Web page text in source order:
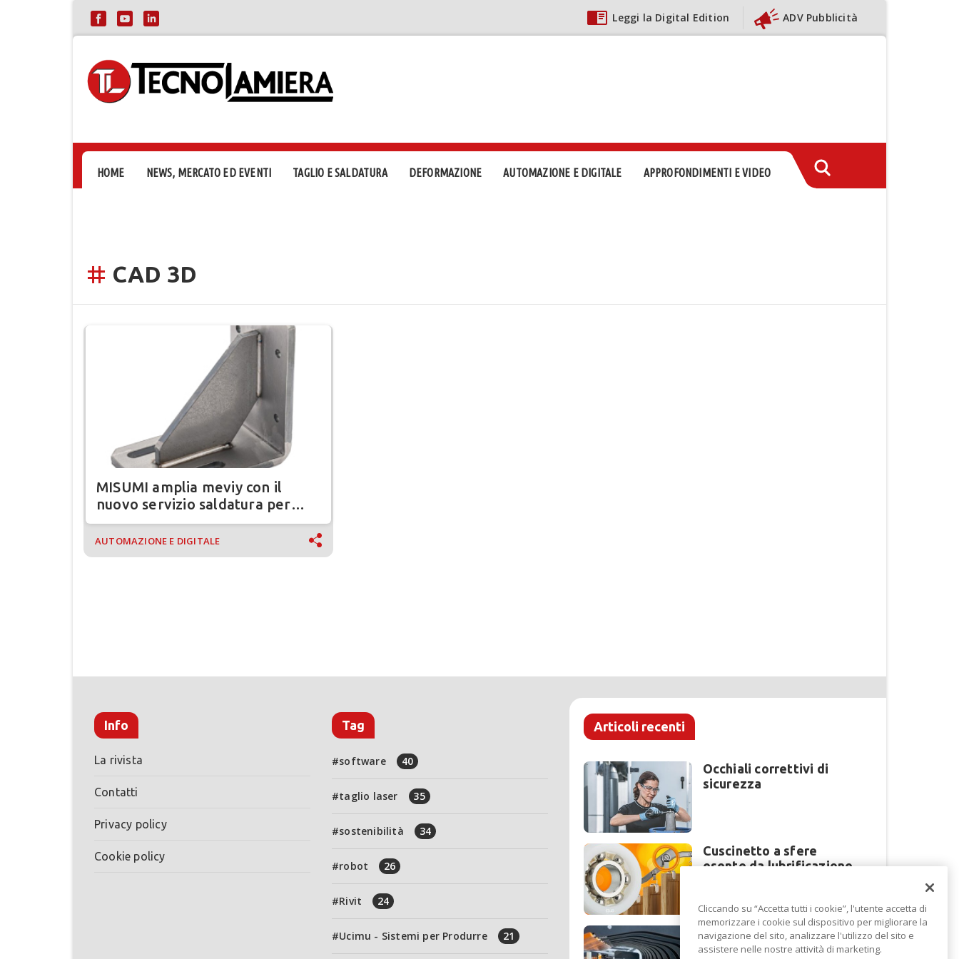
Leggi la Digital Edition ADV Pubblicità
HOME NEWS, MERCATO ED EVENTI TAGLIO E SALDATURA DEFORMAZIONE AUTOMAZIONE E DIGITALE APPROFONDIMENTI E VIDEO
tag CAD 3D
MISUMI amplia meviy con il
nuovo servizio saldatura per
assiemi in lamiera
AUTOMAZIONE E DIGITALE
Info
La rivista
Contatti
Privacy policy
Cookie policy
Tag
software 40
taglio laser 35
sostenibilità 34
robot 26
Rivit 24
Ucimu - Sistemi per Produrre 21
Articoli recenti
Occhiali correttivi di
sicurezza
Cuscinetto a sfere
esente da lubrificazione
Perché la lavorazione
lamiera cambia modello
Cliccando su “Accetta tutti i cookie”, l'utente accetta di
memorizzare i cookie sul dispositivo per migliorare la
navigazione del sito, analizzare l'utilizzo del sito e
assistere nelle nostre attività di marketing.